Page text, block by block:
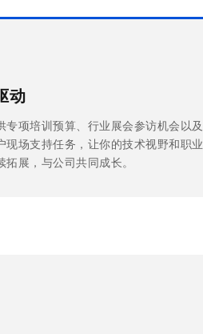
动
专项培训预算、行业展会参访机会以及
现场支持任务，让你的技术视野和职业
拓展，与公司共同成长。